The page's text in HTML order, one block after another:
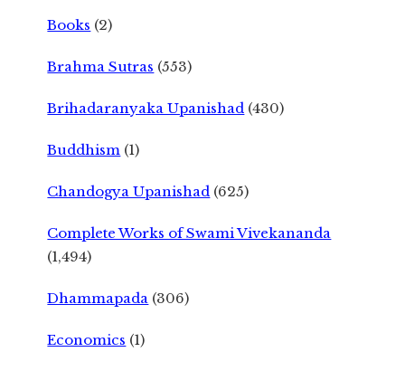
Books (2)
Brahma Sutras (553)
Brihadaranyaka Upanishad (430)
Buddhism (1)
Chandogya Upanishad (625)
Complete Works of Swami Vivekananda
(1,494)
Dhammapada (306)
Economics (1)